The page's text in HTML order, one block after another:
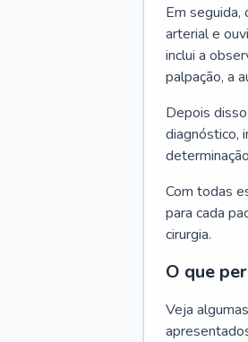
Em seguida,
arterial e
inclui a
palpação, a
Depois
diagnóstico,
Com todas
para cada
cirurgia.
O que
Veja